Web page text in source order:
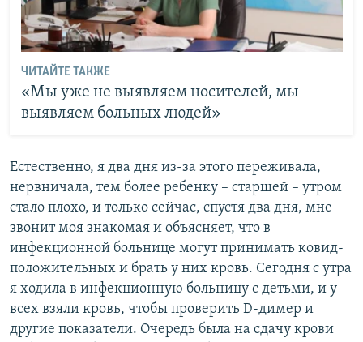
ЧИТАЙТЕ ТАКЖЕ
«Мы уже не выявляем носителей, мы
выявляем больных людей»
Естественно, я два дня из-за этого переживала,
нервничала, тем более ребенку – старшей – утром
стало плохо, и только сейчас, спустя два дня, мне
звонит моя знакомая и объясняет, что в
инфекционной больнице могут принимать ковид-
положительных и брать у них кровь. Сегодня с утра
я ходила в инфекционную больницу с детьми, и у
всех взяли кровь, чтобы проверить D-димер и
другие показатели. Очередь была на сдачу крови